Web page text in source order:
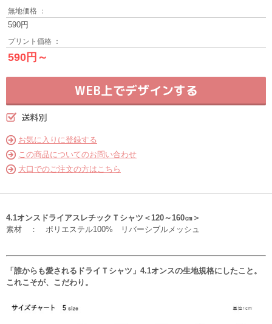
無地価格 ：
590円
プリント価格 ：
590円～
WEB上でデザインする
お気に入りに登録する
この商品についてのお問い合わせ
大口でのご注文の方はこちら
4.1オンスドライアスレチックＴシャツ＜120～160㎝＞
素材 ： ポリエステル100% リバーシブルメッシュ
「誰からも愛されるドライＴシャツ」4.1オンスの生地規格にしたこと。
これこそが、こだわり。